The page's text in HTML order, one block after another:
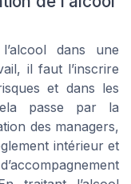
dans une
il faut l’inscrire
et dans les
passe par la
des managers,
intérieur et